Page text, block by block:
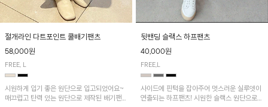
절개라인 다트포인트 쿨배기팬츠
58,000원
FREE, L
시원하게 입기 좋은 원단으로 입고되었어요~
매끄럽고 탄력 있는 원단으로 제작된 배기팬츠
뒷밴딩 슬랙스 하프팬츠
40,000원
FREE,L
사이드에 핀턱을 잡아주어 멋스러운 실루엣이
연출되는 하프팬츠! 시원한 슬랙스 원단으로